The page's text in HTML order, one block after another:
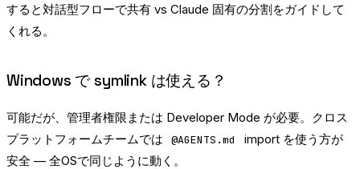
すると対話型フローで共有 vs Claude 固有の分割をガイドして
くれる。
Windows で symlink は使える？
可能だが、管理者権限または Developer Mode が必要。クロス
プラットフォームチームでは
@AGENTS.md
import を使う方が
安全 — 全OSで同じように動く。